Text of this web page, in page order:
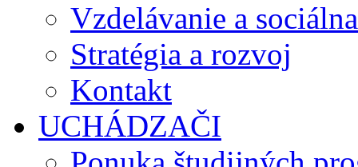
Vzdelávanie a
Stratégia a rozvoj
Kontakt
UCHÁDZAČI